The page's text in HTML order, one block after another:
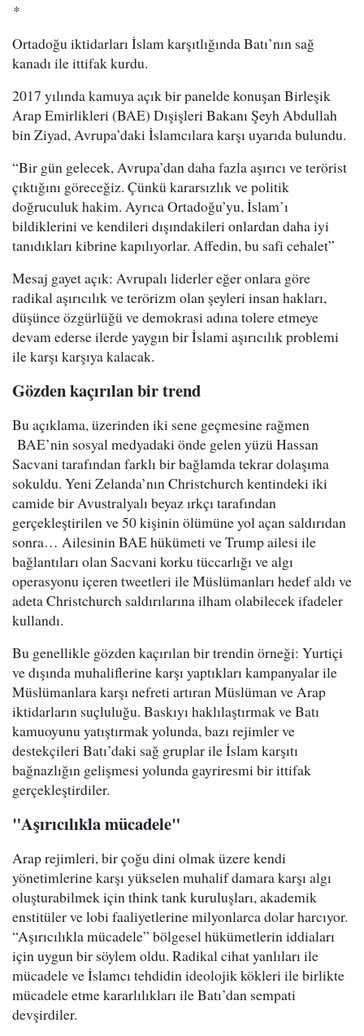
*
Ortadoğu iktidarları İslam karşıtlığında Batı’nın sağ
kanadı ile ittifak kurdu.
2017 yılında kamuya açık bir panelde konuşan Birleşik
Arap Emirlikleri (BAE) Dışişleri Bakanı Şeyh Abdullah
bin Ziyad, Avrupa’daki İslamcılara karşı uyarıda bulundu.
“Bir gün gelecek, Avrupa’dan daha fazla aşırıcı ve terörist
çıktığını göreceğiz. Çünkü kararsızlık ve politik
doğruculuk hakim. Ayrıca Ortadoğu’yu, İslam’ı
bildiklerini ve kendileri dışındakileri onlardan daha iyi
tanıdıkları kibrine kapılıyorlar. Affedin, bu safi cehalet”
Mesaj gayet açık: Avrupalı liderler eğer onlara göre
radikal aşırıcılık ve terörizm olan şeyleri insan hakları,
düşünce özgürlüğü ve demokrasi adına tolere etmeye
devam ederse ilerde yaygın bir İslami aşırıcılık problemi
ile karşı karşıya kalacak.
Gözden kaçırılan bir trend
Bu açıklama, üzerinden iki sene geçmesine rağmen
BAE’nin sosyal medyadaki önde gelen yüzü Hassan
Sacvani tarafından farklı bir bağlamda tekrar dolaşıma
sokuldu. Yeni Zelanda’nın Christchurch kentindeki iki
camide bir Avustralyalı beyaz ırkçı tarafından
gerçekleştirilen ve 50 kişinin ölümüne yol açan saldırıdan
sonra… Ailesinin BAE hükümeti ve Trump ailesi ile
bağlantıları olan Sacvani korku tüccarlığı ve algı
operasyonu içeren tweetleri ile Müslümanları hedef aldı ve
adeta Christchurch saldırılarına ilham olabilecek ifadeler
kullandı.
Bu genellikle gözden kaçırılan bir trendin örneği: Yurtiçi
ve dışında muhaliflerine karşı yaptıkları kampanyalar ile
Müslümanlara karşı nefreti artıran Müslüman ve Arap
iktidarların suçluluğu. Baskıyı haklılaştırmak ve Batı
kamuoyunu yatıştırmak yolunda, bazı rejimler ve
destekçileri Batı’daki sağ gruplar ile İslam karşıtı
bağnazlığın gelişmesi yolunda gayriresmi bir ittifak
gerçekleştirdiler.
"Aşırıcılıkla mücadele"
Arap rejimleri, bir çoğu dini olmak üzere kendi
yönetimlerine karşı yükselen muhalif damara karşı algı
oluşturabilmek için think tank kuruluşları, akademik
enstitüler ve lobi faaliyetlerine milyonlarca dolar harcıyor.
“Aşırıcılıkla mücadele” bölgesel hükümetlerin iddiaları
için uygun bir söylem oldu. Radikal cihat yanlıları ile
mücadele ve İslamcı tehdidin ideolojik kökleri ile birlikte
mücadele etme kararlılıkları ile Batı’dan sempati
devşirdiler.